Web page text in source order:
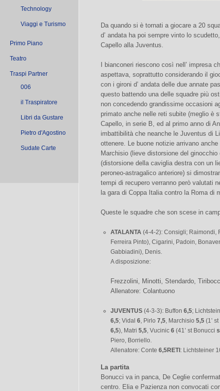
Technology
Viaggi e Turismo
Primo Piano
Teatro
Traspi Partner
006
il Traspiratore
Libri da Gustare
Pietro d'Agostino
Sudate Carte
Da quando si è tornati a giocare a 20
d’ andata ha poi sempre vinto lo
Capello alla Juventus.
I bianconeri riescono così nell’ impresa
aspettava, soprattutto considerando il
con i gironi d’ andata delle due annate
questo battendo una delle squadre più
non concedendo grandissime occasioni
primato anche nelle reti subite (meglio è
Capello, in serie B, ed al primo anno di
imbattibilità che neanche le Juventus di
ottenere. Le buone notizie arrivano
Marchisio (lieve distorsione del
(distorsione della caviglia destra con un
peroneo-astragalico anteriore) si
tempi di recupero verranno però valutati
la gara di Coppa Italia contro la Roma di
Queste le squadre che son scese in
ATALANTA (4-4-2): Consigli; Raimondi,
Ferreira Pinto), Cigarini, Padoin,
Gabbiadini), Denis.
A disposizione:
Frezzolini, Minotti, Stendardo,
Allenatore: Colantuono
JUVENTUS (4-3-3): Buffon 6,5;
6,5; Vidal 6, Pirlo 7,5, Marchisio 5,5 (1’
6,5), Matri 5,5, Vucinic 6 (41’ st Bonucci
Piero, Borriello.
Allenatore: Conte 6,5RETI : Lichtsteiner
La partita
Bonucci va in panca, De Ceglie
centro. Elia e Pazienza non convocati